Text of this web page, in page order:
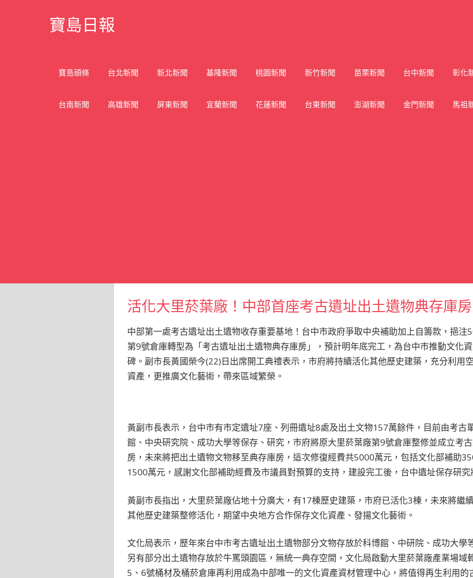
寶島日報
寶島頭條 台北新聞 新北新聞 基隆新聞 桃園新聞 新竹新聞 苗栗新聞 台中新聞 彰化
台南新聞 高雄新聞 屏東新聞 宜蘭新聞 花蓮新聞 台東新聞 澎湖新聞 金門新聞 馬祖
活化大里菸葉廠！中部首座考古遺址出土遺物典存庫
中部第一處考古遺址出土遺物收存重要基地！台中市政府爭取中央補助加上自籌款，挹注
第9號倉庫轉型為「考古遺址出土遺物典存庫房」，預計明年底完工，為台中市推動文化
碑。副市長黃國榮今(22)日出席開工典禮表示，市府將持續活化其他歷史建築，充分利用
資產，更推廣文化藝術，帶來區域繁榮。
黃副市長表示，台中市有市定遺址7座、列冊遺址8處及出土文物157萬餘件，目前由考古
館、中央研究院、成功大學等保存、研究，市府將原大里菸葉廠第9號倉庫整修並成立考
房，未來將把出土遺物文物移至典存庫房，這次修復經費共5000萬元，包括文化部補助
1500萬元，感謝文化部補助經費及市議員對預算的支持，建設完工後，台中遺址保存研究
黃副市長指出，大里菸葉廠佔地十分廣大，有17棟歷史建築，市府已活化3棟，未來將繼
其他歷史建築整修活化，期望中央地方合作保存文化資產、發揚文化藝術。
文化局表示，歷年來台中市考古遺址出土遺物部分文物存放於科博館、中研院、成功大學
另有部分出土遺物存放於牛罵頭園區，無統一典存空間，文化局啟動大里菸葉廠產業場域
5、6號桶材及桶菸倉庫再利用成為中部唯一的文化資產資材管理中心，將值得再生利用的